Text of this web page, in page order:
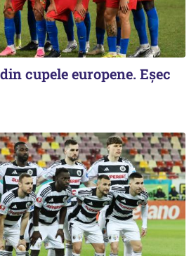
cupele europene. Eşec